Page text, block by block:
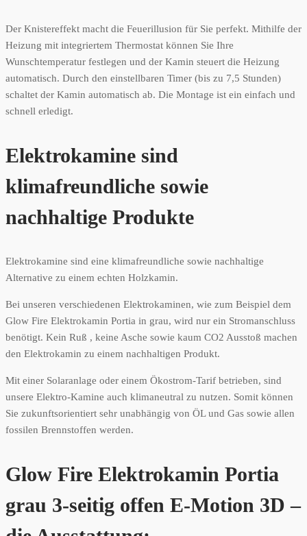
Der Knistereffekt macht die Feuerillusion für Sie perfekt. Mithilfe der
Heizung mit integriertem Thermostat können Sie Ihre
Wunschtemperatur festlegen und der Kamin steuert die Heizung
automatisch. Durch den einstellbaren Timer (bis zu 7,5 Stunden)
schaltet der Kamin automatisch ab. Die Montage ist ein einfach und
schnell erledigt.
Elektrokamine sind
klimafreundliche sowie
nachhaltige Produkte
Elektrokamine sind eine klimafreundliche sowie nachhaltige
Alternative zu einem echten Holzkamin.
Bei unseren verschiedenen Elektrokaminen, wie zum Beispiel dem
Glow Fire Elektrokamin Portia in grau, wird nur ein Stromanschluss
benötigt. Kein Ruß , keine Asche sowie kaum CO2 Ausstoß machen
den Elektrokamin zu einem nachhaltigen Produkt.
Mit einer Solaranlage oder einem Ökostrom-Tarif betrieben, sind
unsere Elektro-Kamine auch klimaneutral zu nutzen. Somit können
Sie zukunftsorientiert sehr unabhängig von ÖL und Gas sowie allen
fossilen Brennstoffen werden.
Glow Fire Elektrokamin Portia
grau 3-seitig offen E-Motion 3D –